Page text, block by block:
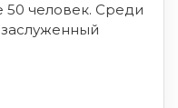
человек. Среди